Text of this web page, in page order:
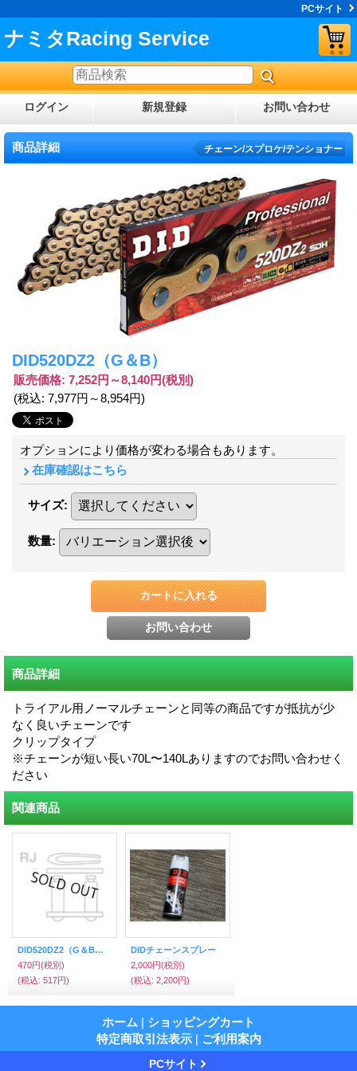
PCサイト
ナミタRacing Service
ログイン 新規登録 お問い合わせ
商品詳細 チェーン/スプロケ/テンショナー
DID520DZ2（G＆B）
販売価格: 7,252円～8,140円(税別)
(税込: 7,977円～8,954円)
オプションにより価格が変わる場合もあります。
在庫確認はこちら
サイズ:
数量:
商品詳細
トライアル用ノーマルチェーンと同等の商品ですが抵抗が少
なく良いチェーンです
クリップタイプ
※チェーンが短い長い70L〜140Lありますのでお問い合わせく
ださい
関連商品
DID520DZ2（G＆B）用チェーンジョイント
470円(税別)
(税込: 517円)
DIDチェーンスプレー
2,000円(税別)
(税込: 2,200円)
ホーム | ショッピングカート
特定商取引法表示 | ご利用案内
PCサイト